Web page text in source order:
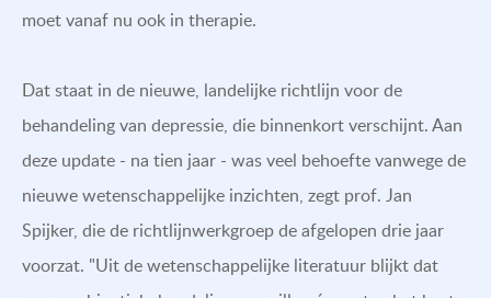
moet vanaf nu ook in therapie.
Dat staat in de nieuwe, landelijke richtlijn voor de
behandeling van depressie, die binnenkort verschijnt. Aan
deze update - na tien jaar - was veel behoefte vanwege de
nieuwe wetenschappelijke inzichten, zegt prof. Jan
Spijker, die de richtlijnwerkgroep de afgelopen drie jaar
voorzat. "Uit de wetenschappelijke literatuur blijkt dat